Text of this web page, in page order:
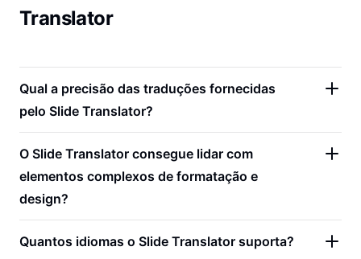
Translator
Qual a precisão das traduções fornecidas
pelo Slide Translator?
O Slide Translator consegue lidar com
elementos complexos de formatação e
design?
Quantos idiomas o Slide Translator suporta?